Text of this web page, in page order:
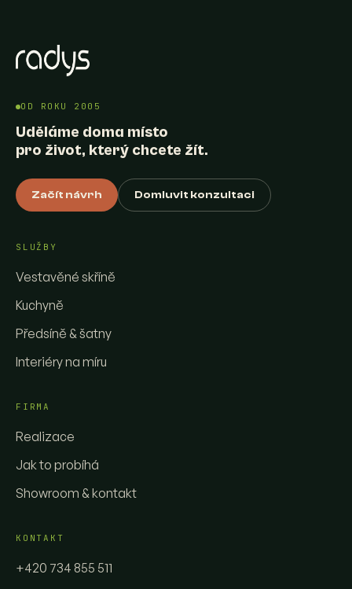
OD ROKU 2005
Uděláme doma místo
pro život, který chcete žít.
Začít návrh Domluvit konzultaci
SLUŽBY
Vestavěné skříně
Kuchyně
Předsíně & šatny
Interiéry na míru
FIRMA
Realizace
Jak to probíhá
Showroom & kontakt
KONTAKT
+420 734 855 511